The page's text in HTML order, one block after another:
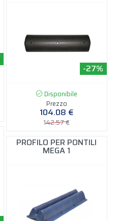
-27%
Disponibile
Prezzo
104.08 €
142.57 €
PROFILO PER PONTILI
MEGA 1